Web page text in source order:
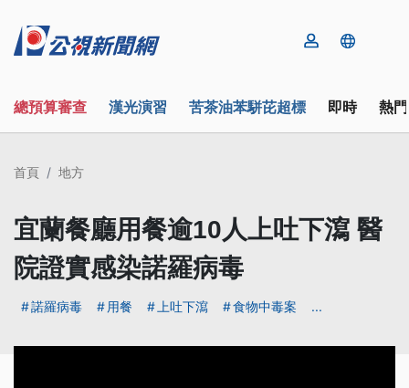
總預算審查 漢光演習 苦茶油苯駢芘超標 即時 熱
首頁 地方
宜蘭餐廳用餐逾10人上吐下瀉 醫
院證實感染諾羅病毒
諾羅病毒 用餐 上吐下瀉 食物中毒案 ...